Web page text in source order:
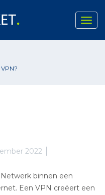
2022
binnen een
Een VPN creëert een